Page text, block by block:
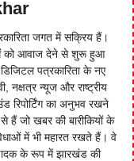
जगत में सक्रिय हैं।
को आवाज देने से शुरू हुआ
पत्रकारिता के नए
नक्षत्र न्यूज और राष्ट्रीय
रिपोर्टिंग का अनुभव रखने
हैं जो खबर की बारीकियों के
में भी महारत रखते हैं। वे
के रूप में झारखंड की